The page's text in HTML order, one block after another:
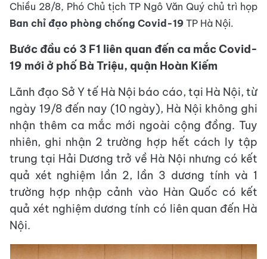
Chiều 28/8, Phó Chủ tịch TP Ngô Văn Quý chủ trì họp
Ban chỉ đạo phòng chống Covid-19 TP Hà Nội.
Bước đầu có 3 F1 liên quan đến ca mắc Covid-
19 mới ở phố Bà Triệu, quận Hoàn Kiếm
Lãnh đạo Sở Y tế Hà Nội báo cáo, tại Hà Nội, từ
ngày 19/8 đến nay (10 ngày), Hà Nội không ghi
nhận thêm ca mắc mới ngoài cộng đồng. Tuy
nhiên, ghi nhận 2 trường hợp hết cách ly tập
trung tại Hải Dương trở về Hà Nội nhưng có kết
quả xét nghiệm lần 2, lần 3 dương tính và 1
trường hợp nhập cảnh vào Hàn Quốc có kết
quả xét nghiệm dương tính có liên quan đến Hà
Nội.